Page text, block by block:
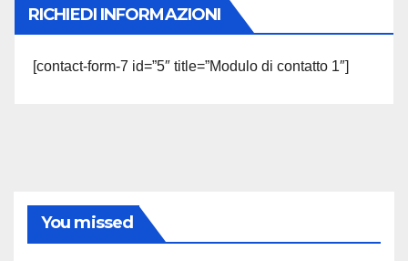
RICHIEDI INFORMAZIONI
[contact-form-7 id=”5″ title=”Modulo di contatto 1″]
You missed